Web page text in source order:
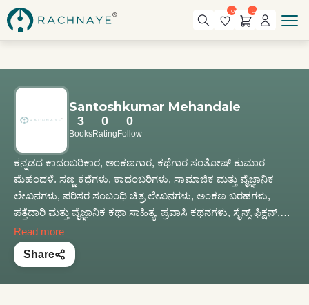
0 0
Santoshkumar Mehandale
3
Books
0
Rating
0
Follow
ಕನ್ನಡದ ಕಾದಂಬರಿಕಾರ, ಅಂಕಣಗಾರ, ಕಥೆಗಾರ ಸಂತೋಷ್ ಕುಮಾರ
ಮೆಹೆಂದಳೆ. ಸಣ್ಣ ಕಥೆಗಳು, ಕಾದಂಬರಿಗಳು, ಸಾಮಾಜಿಕ ಮತ್ತು ವೈಜ್ಞಾನಿಕ
ಲೇಖನಗಳು, ಪರಿಸರ ಸಂಬಂಧಿ ಚಿತ್ರ ಲೇಖನಗಳು, ಅಂಕಣ ಬರಹಗಳು,
ಪತ್ತೆದಾರಿ ಮತ್ತು ವೈಜ್ಞಾನಿಕ ಕಥಾ ಸಾಹಿತ್ಯ, ಪ್ರವಾಸಿ ಕಥನಗಳು, ಸೈನ್ಸ್ ಫಿಕ್ಷನ್,
ಛಾಯಾಗ್ರಹಣ ಹೀಗೆ ಎಲ್ಲ‌ ಸಾಹಿತ್ಯದ ಪ್ರಕಾರದಲ್ಲೂ ಬರೆಯುತ್ತಿದ್ದಾರೆ. “ತರಂಗ,
ಕರ್ಮವೀರ ಸುಧಾ ಪ್ರಜಾವಾಣಿ, ವಿಜಯವಾಣಿ, ಸಂಯುಕ್ತ ಕರ್ನಾಟಕ,
ಉದಯವಾಣಿ, ವಿಜಯ ಕರ್ನಾಟಕ, ಓ ಮನಸೇ, ತುಷಾರ, ಮಯೂರ, ಕನ್ನಡ
Read more
Share